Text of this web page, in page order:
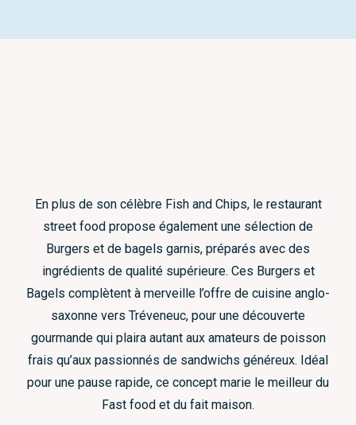
En plus de son célèbre Fish and Chips, le restaurant
street food propose également une sélection de
Burgers et de bagels garnis, préparés avec des
ingrédients de qualité supérieure. Ces Burgers et
Bagels complètent à merveille l’offre de cuisine anglo-
saxonne vers Tréveneuc, pour une découverte
gourmande qui plaira autant aux amateurs de poisson
frais qu’aux passionnés de sandwichs généreux. Idéal
pour une pause rapide, ce concept marie le meilleur du
Fast food et du fait maison.